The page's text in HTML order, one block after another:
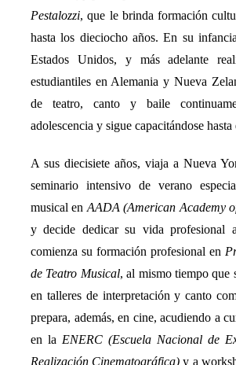
Pestalozzi, que le brinda formación
hasta los dieciocho años. En su
Estados Unidos, y más adelante
estudiantiles en Alemania y Nueva
de teatro, canto y baile
adolescencia y sigue capacitándose
A sus diecisiete años, viaja a Nueva
seminario intensivo de verano
musical en AADA (American Academy
y decide dedicar su vida profesional
comienza su formación profesional en
de Teatro Musical, al mismo tiempo que
en talleres de interpretación y canto
prepara, además, en cine, acudiendo a
en la ENERC (Escuela Nacional de
Realización Cinematográfica) y a